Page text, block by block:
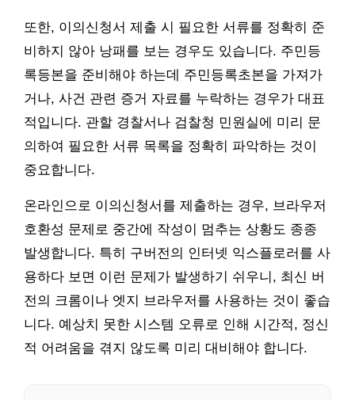
또한, 이의신청서 제출 시 필요한 서류를 정확히 준
비하지 않아 낭패를 보는 경우도 있습니다. 주민등
록등본을 준비해야 하는데 주민등록초본을 가져가
거나, 사건 관련 증거 자료를 누락하는 경우가 대표
적입니다. 관할 경찰서나 검찰청 민원실에 미리 문
의하여 필요한 서류 목록을 정확히 파악하는 것이
중요합니다.
온라인으로 이의신청서를 제출하는 경우, 브라우저
호환성 문제로 중간에 작성이 멈추는 상황도 종종
발생합니다. 특히 구버전의 인터넷 익스플로러를 사
용하다 보면 이런 문제가 발생하기 쉬우니, 최신 버
전의 크롬이나 엣지 브라우저를 사용하는 것이 좋습
니다. 예상치 못한 시스템 오류로 인해 시간적, 정신
적 어려움을 겪지 않도록 미리 대비해야 합니다.